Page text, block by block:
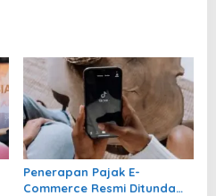
Penerapan Pajak E-
Commerce Resmi Ditunda